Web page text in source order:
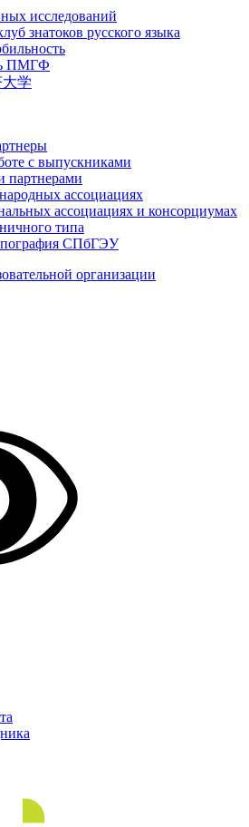
исследований
знатоков русского языка
ПМГФ
学
с выпускниками
партнерами
ассоциациях
ассоциациях и консорциумах
типа
СПбГЭУ
организации